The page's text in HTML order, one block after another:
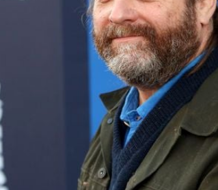
Familie & Liebe
Promiflash Exklusiv
Alle Themen auf Promiflash
Jobs
App runterladen
Team